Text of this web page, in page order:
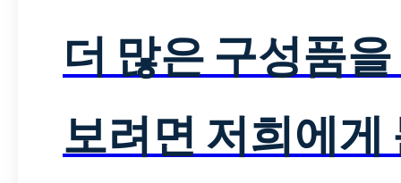
더 많은 구성품
보려면 저희에게